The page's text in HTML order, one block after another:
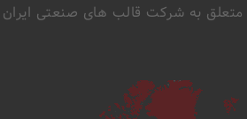
به شرکت قالب های صنعتی ایران